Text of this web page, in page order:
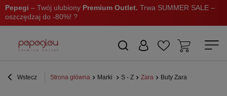
Pepegi – Twój ulubiony Premium Outlet. Trwa SUMMER SALE –
oszczędzaj do -80%! ?
Wstecz Strona główna Marki S - Z Zara Buty Zara